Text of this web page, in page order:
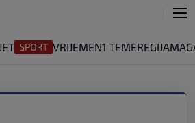
VRIJEMEN1 TEMEREGIJA